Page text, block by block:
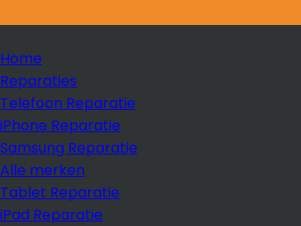
Home
Reparaties
Telefoon Reparatie
iPhone Reparatie
Samsung Reparatie
Alle merken
Tablet Reparatie
iPad Reparatie